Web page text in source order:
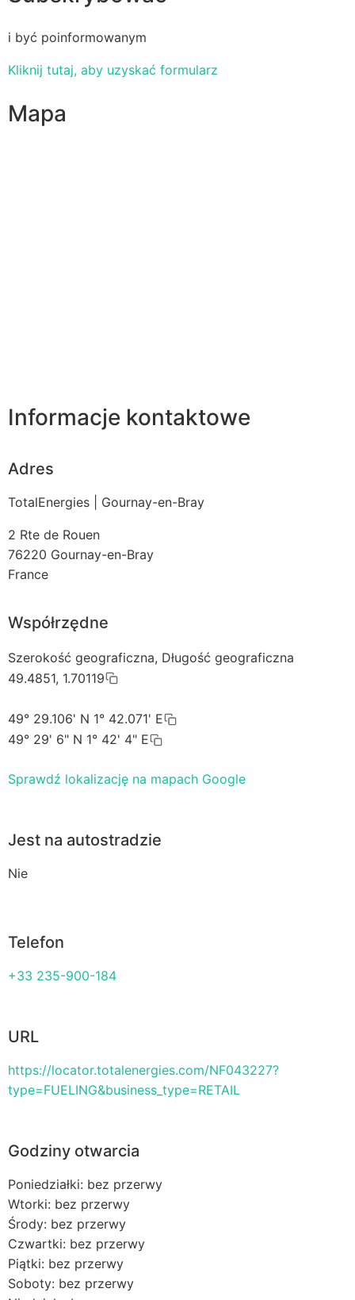
i być poinformowanym
Kliknij tutaj, aby uzyskać formularz
Mapa
Informacje kontaktowe
Adres
TotalEnergies | Gournay-en-Bray
2 Rte de Rouen
76220 Gournay-en-Bray
France
Współrzędne
Szerokość geograficzna, Długość geograficzna
49.4851, 1.70119
49° 29.106' N 1° 42.071' E
49° 29' 6" N 1° 42' 4" E
Sprawdź lokalizację na mapach Google
Jest na autostradzie
Nie
Telefon
+33 235-900-184
URL
https://locator.totalenergies.com/NF043227?
type=FUELING&business_type=RETAIL
Godziny otwarcia
Poniedziałki: bez przerwy
Wtorki: bez przerwy
Środy: bez przerwy
Czwartki: bez przerwy
Piątki: bez przerwy
Soboty: bez przerwy